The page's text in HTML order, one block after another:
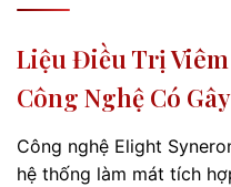
Liệu Điều Trị
Công Nghệ Có
Công nghệ Elight
hệ thống làm mát tích